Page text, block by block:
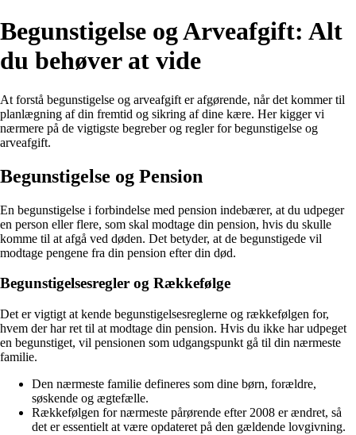
Begunstigelse og Arveafgift: Alt
du behøver at vide
At forstå begunstigelse og arveafgift er afgørende, når det kommer til
planlægning af din fremtid og sikring af dine kære. Her kigger vi
nærmere på de vigtigste begreber og regler for begunstigelse og
arveafgift.
Begunstigelse og Pension
En begunstigelse i forbindelse med pension indebærer, at du udpeger
en person eller flere, som skal modtage din pension, hvis du skulle
komme til at afgå ved døden. Det betyder, at de begunstigede vil
modtage pengene fra din pension efter din død.
Begunstigelsesregler og Rækkefølge
Det er vigtigt at kende begunstigelsesreglerne og rækkefølgen for,
hvem der har ret til at modtage din pension. Hvis du ikke har udpeget
en begunstiget, vil pensionen som udgangspunkt gå til din nærmeste
familie.
Den nærmeste familie defineres som dine børn, forældre,
søskende og ægtefælle.
Rækkefølgen for nærmeste pårørende efter 2008 er ændret, så
det er essentielt at være opdateret på den gældende lovgivning.